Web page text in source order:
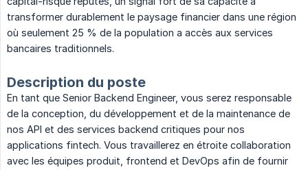
transformer durablement le paysage financier dans une région
où seulement 25 % de la population a accès aux services
bancaires traditionnels.
Description du poste
En tant que Senior Backend Engineer, vous serez responsable
de la conception, du développement et de la maintenance de
nos API et des services backend critiques pour nos
applications fintech. Vous travaillerez en étroite collaboration
avec les équipes produit, frontend et DevOps afin de fournir